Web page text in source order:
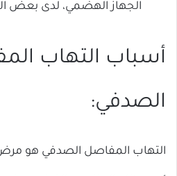
الجهاز الهضمي، لدى بعض
أسباب التهاب
الصدفي:
التهاب المفاصل الصدفي هو مرض